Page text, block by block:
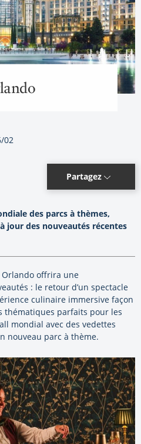
02
Partagez
des parcs à thèmes,
jour des nouveautés récentes
Orlando offrira une
: le retour d’un spectacle
culinaire immersive façon
thématiques parfaits pour les
mondial avec des vedettes
nouveau parc à thème.